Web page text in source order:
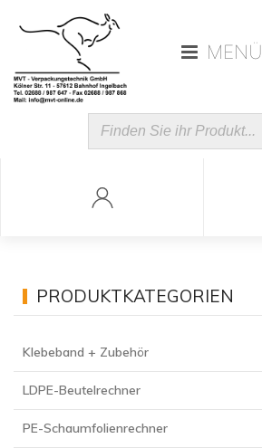
MENÜ
PRODUKTKATEGORIEN
Klebeband + Zubehör
LDPE-Beutelrechner
PE-Schaumfolienrechner